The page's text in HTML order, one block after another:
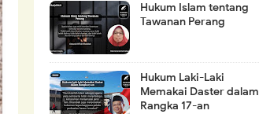
Hukum Islam tentang
Tawanan Perang
Hukum Laki-Laki
Memakai Daster dalam
Rangka 17-an